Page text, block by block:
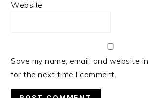
Website
Save my name, email, and website
for the next time I comment.